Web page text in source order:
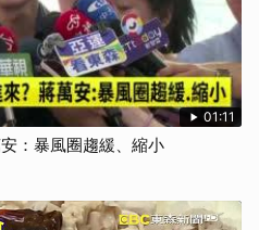
01:11
：暴風圈趨緩、縮小